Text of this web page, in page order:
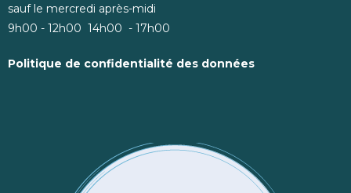
sauf le mercredi après-midi
9h00 - 12h00 14h00 - 17h00
Politique de confidentialité des données